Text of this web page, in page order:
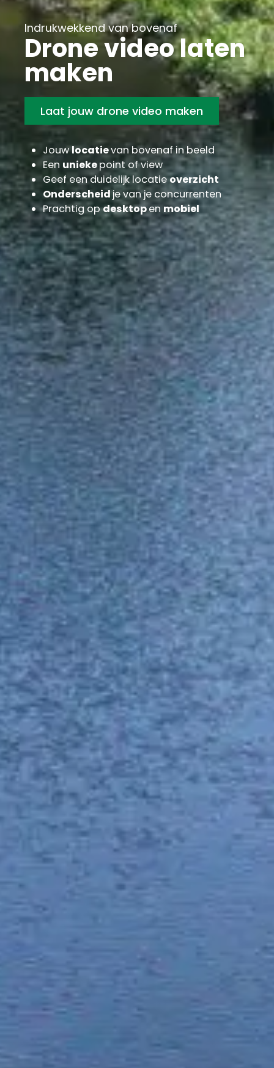
Indrukwekkend van bovenaf
Drone video laten
maken
Laat jouw drone video maken
Jouwlocatievan bovenaf in beeld
Een uniekepoint of view
Geef een duidelijk locatieoverzicht
Onderscheidje van je concurrenten
Prachtig opdesktopen mobiel